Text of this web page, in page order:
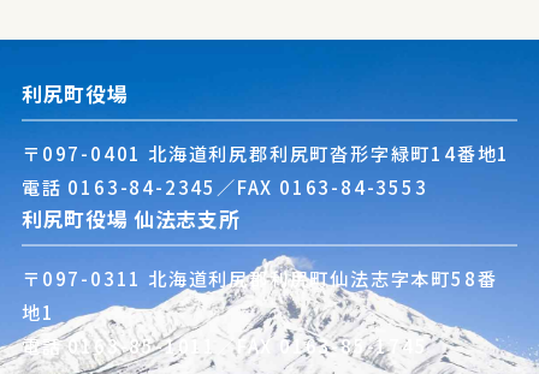
利尻町役場
〒097-0401 北海道利尻郡利尻町沓形字緑町14番地1
電話 0163-84-2345 ／FAX 0163-84-3553
利尻町役場 仙法志支所
〒097-0311 北海道利尻郡利尻町仙法志字本町58番
地1
電話0163-85-1011 ／FAX 0163-85-1745